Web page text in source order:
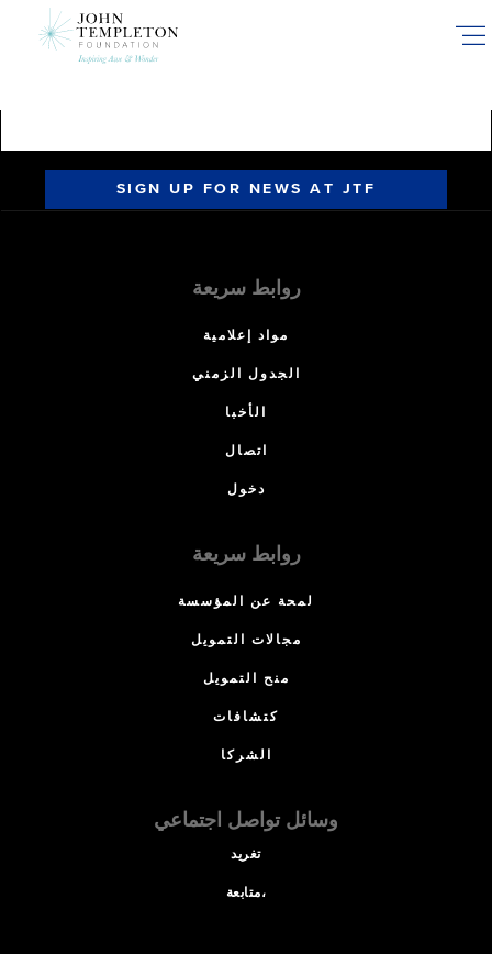
SIGN UP FOR NEWS AT JTF
روابط سريعة
مواد إعلامية
الجدول الزمني
الأخبا
اتصال
دخول
روابط سريعة
لمحة عن المؤسسة
مجالات التمويل
منح التمويل
كتشافات
الشركا
وسائل تواصل اجتماعي
تغريد
متابعة،